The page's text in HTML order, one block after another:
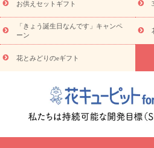
お祝い お祝い・3000円～ お
5000円～
お祝い・7000円～ お
悔やみ
円～
お供え・お悔やみ・
読み物
いのマナー
定年退職祝いのマナー
花キューピットのお祝いコ
彩心理学」で選ぶ方法
結婚祝いの
お供えセットギフト
「きょう誕生日なんです」キャンペ
ーン
花とみどりのeギフト